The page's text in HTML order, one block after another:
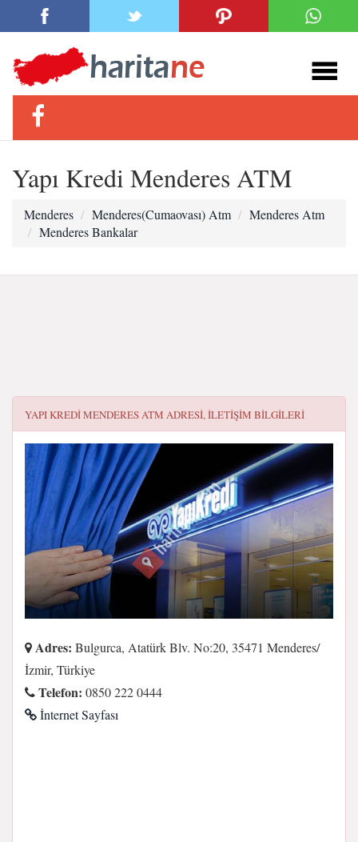
Yapı Kredi Menderes ATM
Menderes Menderes(Cumaovası) Atm
Menderes Atm
Menderes Bankalar
YAPI KREDI MENDERES ATM ADRESI, ILETIŞIM BILGILERI
Adres: Bulgurca, Atatürk Blv. No:20, 35471 Menderes/
İzmir, Türkiye
Telefon: 0850 222 0444
İnternet Sayfası